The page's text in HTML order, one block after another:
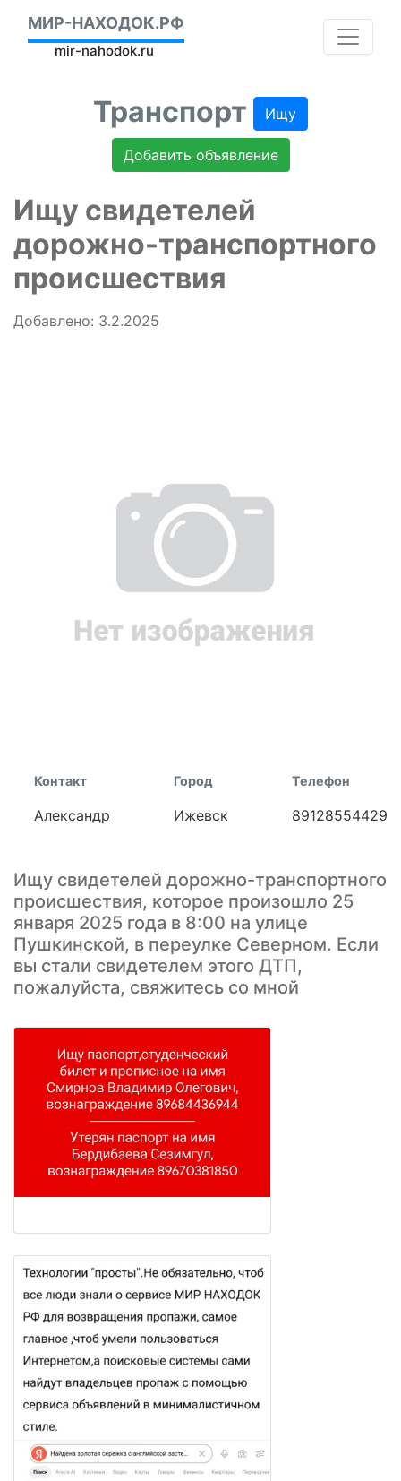
МИР-НАХОДОК.РФ
mir-nahodok.ru
Транспорт Ищу
Добавить объявление
Ищу свидетелей
дорожно-транспортного
происшествия
Добавлено: 3.2.2025
Контакт
Александр
Город
Ижевск
Телефон
89128554429
Ищу свидетелей дорожно-транспортного
происшествия, которое произошло 25
января 2025 года в 8:00 на улице
Пушкинской, в переулке Северном. Если
вы стали свидетелем этого ДТП,
пожалуйста, свяжитесь со мной